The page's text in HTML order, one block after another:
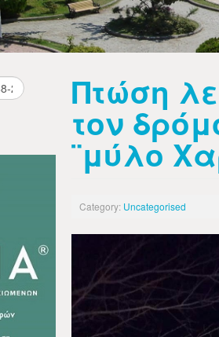
Πτώση
τον
¨μύλο
Category: Uncategorised